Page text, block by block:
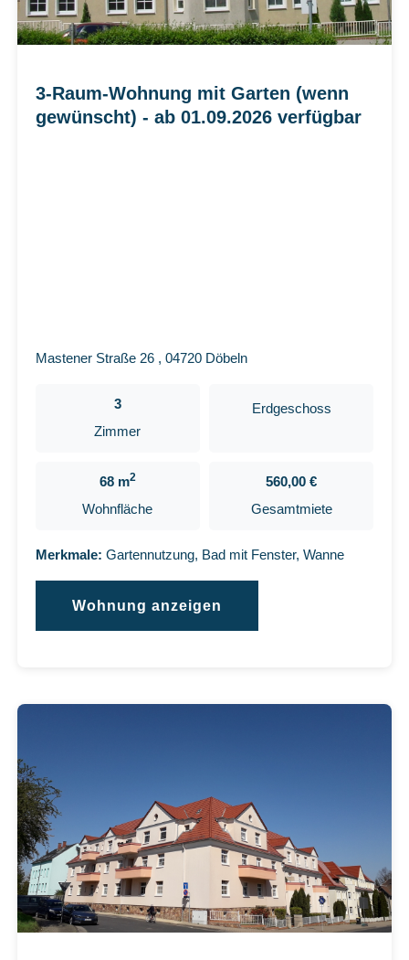
3-Raum-Wohnung mit Garten (wenn
gewünscht) - ab 01.09.2026 verfügbar
Mastener Straße 26 , 04720 Döbeln
3
Zimmer
Erdgeschoss
68 m2
Wohnfläche
560,00 €
Gesamtmiete
Merkmale: Gartennutzung, Bad mit Fenster, Wanne
Wohnung anzeigen